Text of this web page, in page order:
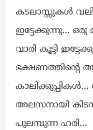
കടലാസ്സുകൾ
ഇട്ടേക്കുന്നു…
വാരി കൂട്ടി
ഭക്ഷണത്തിന്റെ
കാലിക്കുപ്പികൾ…
അലസനായി
പുലമ്പുന്ന ഹരി…